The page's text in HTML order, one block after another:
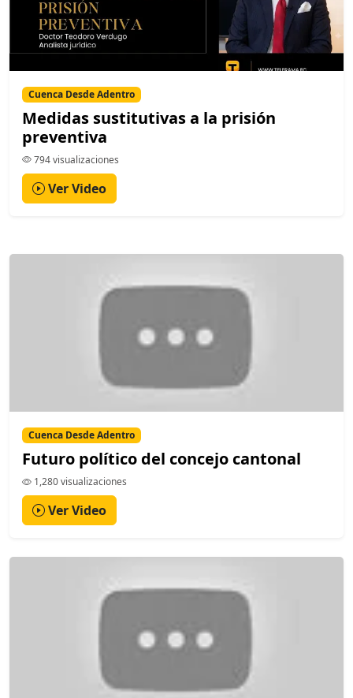
Cuenca Desde Adentro
Medidas sustitutivas a la prisión
preventiva
794 visualizaciones
Ver Video
Cuenca Desde Adentro
Futuro político del concejo cantonal
1,280 visualizaciones
Ver Video